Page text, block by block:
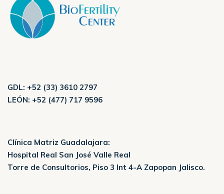
GDL: +52 (33) 3610 2797
LEÓN: +52 (477) 717 9596
Clínica Matriz Guadalajara:
Hospital Real San José Valle Real
Torre de Consultorios, Piso 3 Int 4-A Zapopan Jalisco.